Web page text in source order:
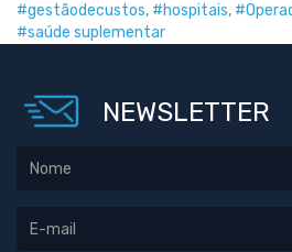
#gestãodecustos, #hospitais,
#saúde suplementar
NEWSLETTER